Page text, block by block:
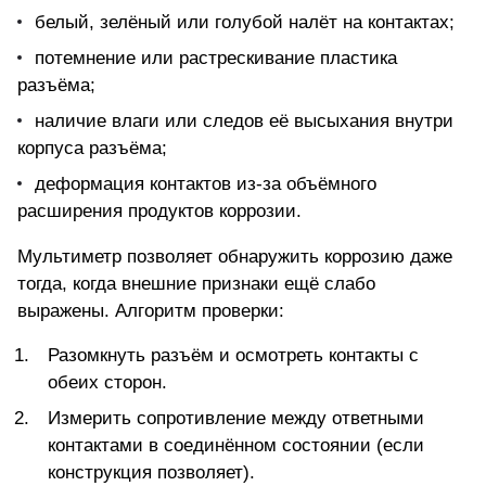
белый, зелёный или голубой налёт на контактах;
потемнение или растрескивание пластика
разъёма;
наличие влаги или следов её высыхания внутри
корпуса разъёма;
деформация контактов из-за объёмного
расширения продуктов коррозии.
Мультиметр позволяет обнаружить коррозию даже
тогда, когда внешние признаки ещё слабо
выражены. Алгоритм проверки:
Разомкнуть разъём и осмотреть контакты с
обеих сторон.
Измерить сопротивление между ответными
контактами в соединённом состоянии (если
конструкция позволяет).